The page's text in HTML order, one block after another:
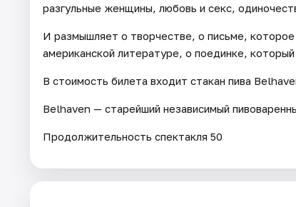
разгульные женщины, любовь и секс,
И размышляет о творчестве, о письме,
американской литературе, о поединке,
В стоимость билета входит стакан пива
Belhaven — старейший независимый
Продолжительность спектакля 50